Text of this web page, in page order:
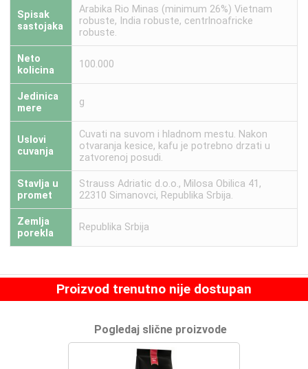
Spisak
sastojaka
Arabika Rio Minas (minimum 26%) Vietnam
robuste, India robuste, centrlnoafricke
robuste.
Neto
kolicina
100.000
Jedinica
mere
g
Uslovi
cuvanja
Cuvati na suvom i hladnom mestu. Nakon
otvaranja kesice, kafu je potrebno drzati u
zatvorenoj posudi.
Stavlja u
promet
Strauss Adriatic d.o.o., Milosa Obilica 41,
22310 Simanovci, Republika Srbija.
Zemlja
porekla
Republika Srbija
Proizvod trenutno nije dostupan
Pogledaj slične proizvode